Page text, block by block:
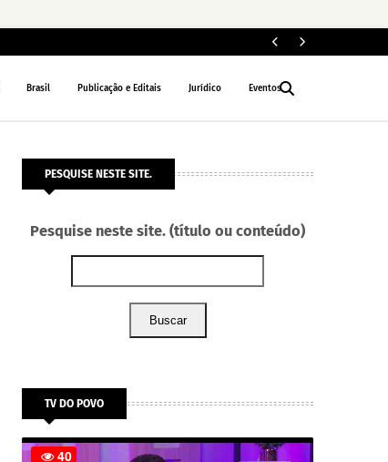
Brasil Publicação e Editais Jurídico Eventos
PESQUISE NESTE SITE.
Pesquise neste site. (título ou conteúdo)
Buscar
TV DO POVO